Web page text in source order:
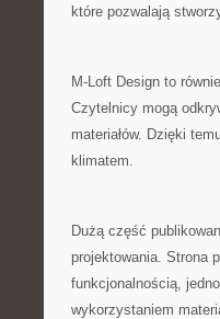
które pozwalają
M-Loft Design to
Czytelnicy mogą
materiałów. Dzięki
klimatem.
Dużą część
projektowania. Strona
funkcjonalnością,
wykorzystaniem